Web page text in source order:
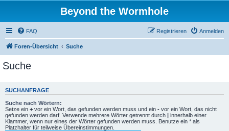
Beyond the Wormhole
FAQ Anmelden
Registrieren
Foren-Übersicht Suche
Suche
SUCHANFRAGE
Suche nach Wörtern:
Setze ein + vor ein Wort, das gefunden werden muss und ein - vor ein Wort, das nicht
gefunden werden darf. Verwende mehrere Wörter getrennt durch | innerhalb einer
Klammer, wenn nur eines der Wörter gefunden werden muss. Benutze ein * als
Platzhalter für teilweise Übereinstimmungen.